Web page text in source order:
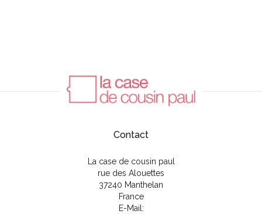
Contact
La case de cousin paul
rue des Alouettes
37240 Manthelan
France
E-Mail: